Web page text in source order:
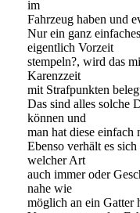
im
Fahrzeug haben und
Nur ein ganz
eigentlich Vorzeit
stempeln?, wird das
Karenzzeit
mit Strafpunkten
Das sind alles solche
können und
man hat diese
Ebenso verhält es
welcher Art
auch immer oder
nahe wie
möglich an ein Gatter